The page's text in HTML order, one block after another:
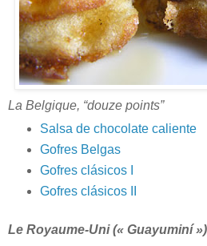
La Belgique, “douze points”
Salsa de chocolate caliente
Gofres Belgas
Gofres clásicos I
Gofres clásicos II
Le Royaume-Uni (« Guayuminí »)